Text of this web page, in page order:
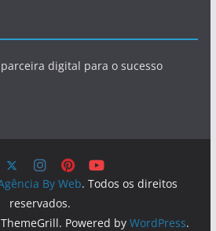
digital para o sucesso
By Web. Todos os direitos
reservados.
Powered by WordPress.